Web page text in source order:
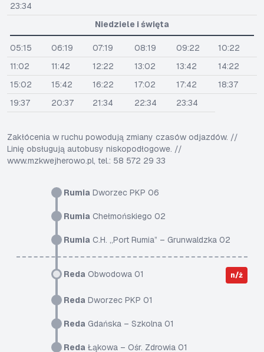
Rumia Dworzec PKP 06
Rumia Chełmońskiego 02
Rumia C.H. „Port Rumia” – Grunwaldzka 02
Reda Obwodowa 01 n/ż
Reda Dworzec PKP 01
Reda Gdańska – Szkolna 01
Reda Łąkowa – Ośr. Zdrowia 01
23:34
Niedziele i święta
05:15 06:19 07:19 08:19 09:22
10:22
11:02
11:42 12:22 13:02 13:42
14:22
15:02
15:42 16:22 17:02 17:42
18:37
19:37
20:37 21:34 22:34 23:34
Zakłócenia w ruchu powodują zmiany czasów odjazdów. //
Linię obsługują autobusy niskopodłogowe. //
www.mzkwejherowo.pl, tel.: 58 572 29 33